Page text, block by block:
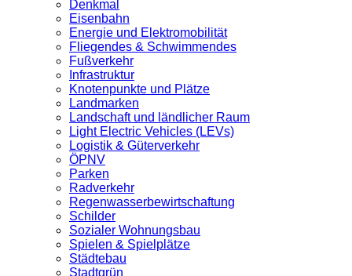
Denkmal
Eisenbahn
Energie und Elektromobilität
Fliegendes & Schwimmendes
Fußverkehr
Infrastruktur
Knotenpunkte und Plätze
Landmarken
Landschaft und ländlicher Raum
Light Electric Vehicles (LEVs)
Logistik & Güterverkehr
ÖPNV
Parken
Radverkehr
Regenwasserbewirtschaftung
Schilder
Sozialer Wohnungsbau
Spielen & Spielplätze
Städtebau
Stadtgrün